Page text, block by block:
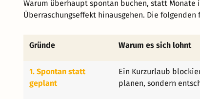
Warum überhaupt spontan buchen, statt
Überraschungseffekt hinausgehen. Die
Gründe Warum es sich lohnt
1. Spontan statt
geplant
Ein Kurzurlaub
planen, sondern